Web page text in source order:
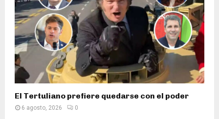
El Tertuliano prefiere quedarse con el poder
6 agosto, 2026 0